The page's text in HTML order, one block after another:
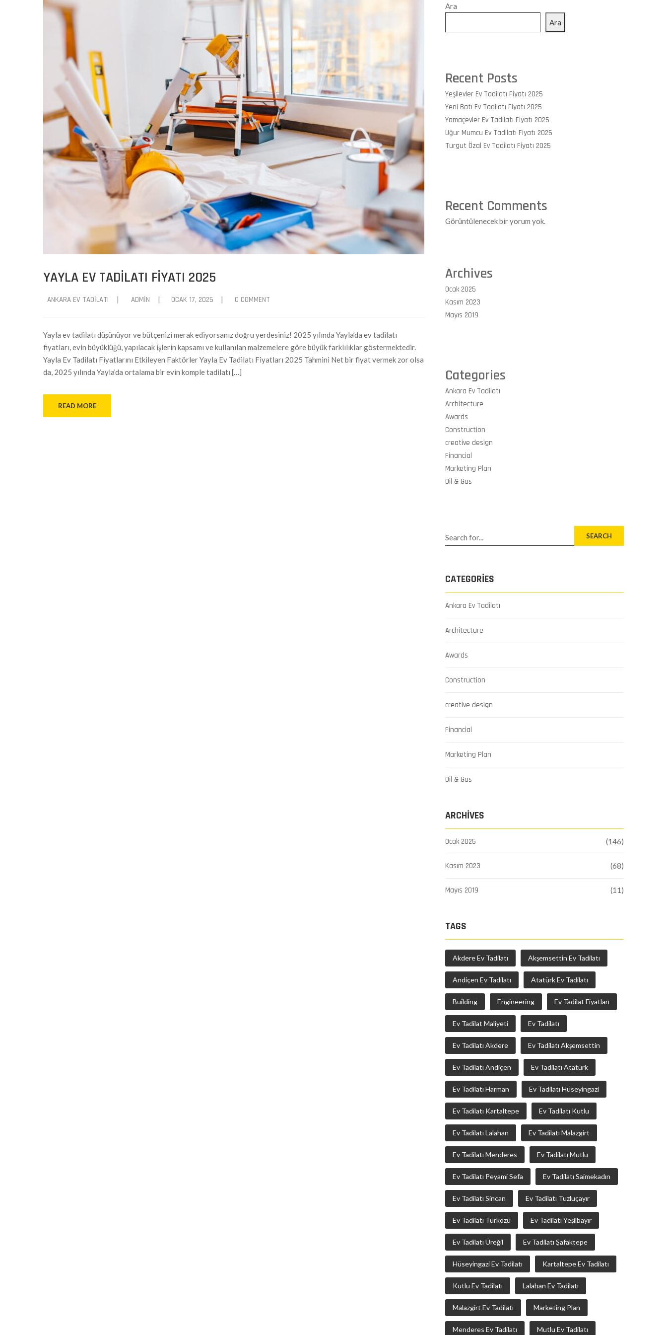
YAYLA EV TADILATI FIYATI 2025
ANKARA EV TADILATI | ADMIN | OCAK 17, 2025 | 0 COMMENT
Yayla ev tadilatı düşünüyor ve bütçenizi merak ediyorsanız doğru yerdesiniz! 2025 yılında Yayla’da ev tadilatı
fiyatları, evin büyüklüğü, yapılacak işlerin kapsamı ve kullanılan malzemelere göre büyük farklılıklar göstermektedir.
Yayla Ev Tadilatı Fiyatlarını Etkileyen Faktörler Yayla Ev Tadilatı Fiyatları 2025 Tahmini Net bir fiyat vermek zor olsa
da, 2025 yılında Yayla’da ortalama bir evin komple tadilatı […]
READ MORE
Ara
Ara
Recent Posts
Yeşilevler Ev Tadilatı Fiyatı 2025
Yeni Batı Ev Tadilatı Fiyatı 2025
Yamaçevler Ev Tadilatı Fiyatı 2025
Uğur Mumcu Ev Tadilatı Fiyatı 2025
Turgut Özal Ev Tadilatı Fiyatı 2025
Recent Comments
Görüntülenecek bir yorum yok.
Archives
Ocak 2025
Kasım 2023
Mayıs 2019
Categories
Ankara Ev Tadilatı
Architecture
Awards
Construction
creative design
Financial
Marketing Plan
Oil & Gas
SEARCH
CATEGORIES
Ankara Ev Tadilatı
Architecture
Awards
Construction
creative design
Financial
Marketing Plan
Oil & Gas
ARCHIVES
Ocak 2025 (146)
Kasım 2023 (68)
Mayıs 2019 (11)
TAGS
Akdere Ev Tadilatı Akşemsettin Ev Tadilatı
Andiçen Ev Tadilatı Atatürk Ev Tadilatı
Building Engineering Ev Tadilat Fiyatları
Ev Tadilat Maliyeti Ev Tadilatı
Ev Tadilatı Akdere Ev Tadilatı Akşemsettin
Ev Tadilatı Andiçen Ev Tadilatı Atatürk
Ev Tadilatı Harman Ev Tadilatı Hüseyingazi
Ev Tadilatı Kartaltepe Ev Tadilatı Kutlu
Ev Tadilatı Lalahan Ev Tadilatı Malazgirt
Ev Tadilatı Menderes Ev Tadilatı Mutlu
Ev Tadilatı Peyami Sefa Ev Tadilatı Saimekadın
Ev Tadilatı Sincan Ev Tadilatı Tuzluçayır
Ev Tadilatı Türközü Ev Tadilatı Yeşilbayır
Ev Tadilatı Üreğil Ev Tadilatı Şafaktepe
Hüseyingazi Ev Tadilatı Kartaltepe Ev Tadilatı
Kutlu Ev Tadilatı Lalahan Ev Tadilatı
Malazgirt Ev Tadilatı Marketing Plan
Menderes Ev Tadilatı Mutlu Ev Tadilatı